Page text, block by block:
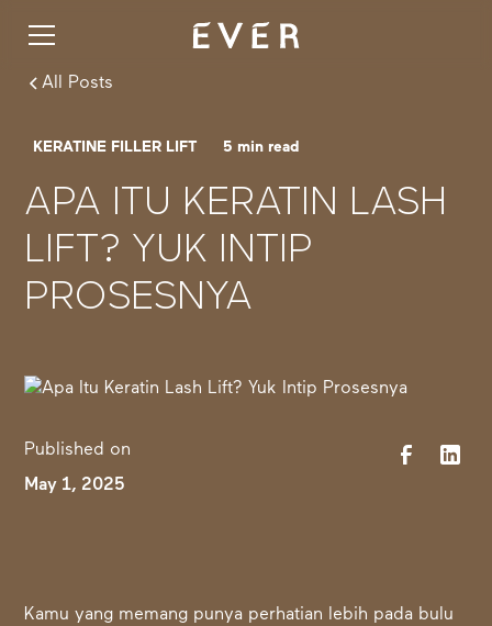
All Posts
KERATINE FILLER LIFT 5 min read
APA ITU KERATIN LASH
LIFT? YUK INTIP
PROSESNYA
Published on
May 1, 2025
Kamu yang memang punya perhatian lebih pada bulu